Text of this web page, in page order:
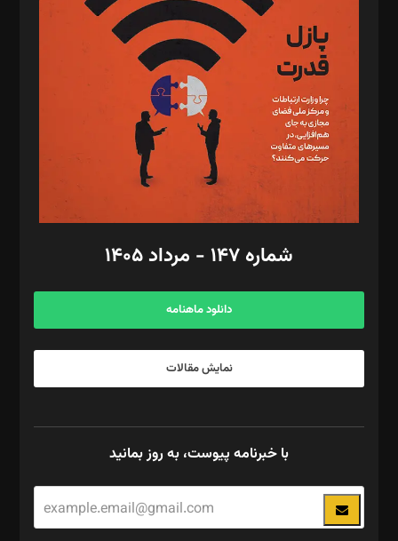
تحریریه‌: مجتبی محمود‌ی، آرش برهمند، یسنا امان‌پور، سروش کرمیان،
مصطفی مسجدی آرانی، ابوالفضل رجبی، زهرا فکرانه، فائزه فتحی
رستمی،مصطفی باستان
ویرایش: نگار استاد‌‌آقا
طراح یونیفرم: مجید توکلی
فیلمبرداری و عکاسی: امیر شفیعی، مانی لطفی زاده
گرافیک و صفحه‌آرایی: سید‌سبحان‌علی ثابت
مد‌یر توسعه تجاری: کامبیز برید‌
امور مالی: شاپور رهبری، محمد‌ کاظمی‌نیا
آگهی و مشترکین: ۰۹۱۹۹۹۹۰۴۵۴
شماره ۱۴۷ - مرداد ۱۴۰۵
دانلود ماهنامه
نمایش مقالات
با خبرنامه پیوست، به روز بمانید